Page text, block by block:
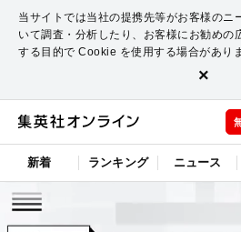
当サイトでは当社の提携先等がお客様のニ
いて調査・分析したり、お客様にお勧めの
する目的で Cookie を使用する場合がありま
×
新着 ランキング ニュース